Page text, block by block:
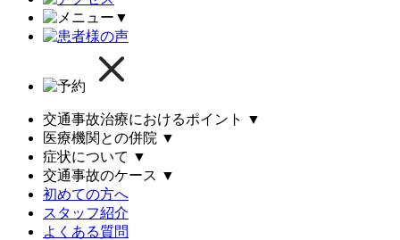
▼
交通事故治療におけるポイント
▼
医療機関との併院 ▼
症状について ▼
交通事故のケース ▼
初めての方へ
スタッフ紹介
よくある質問